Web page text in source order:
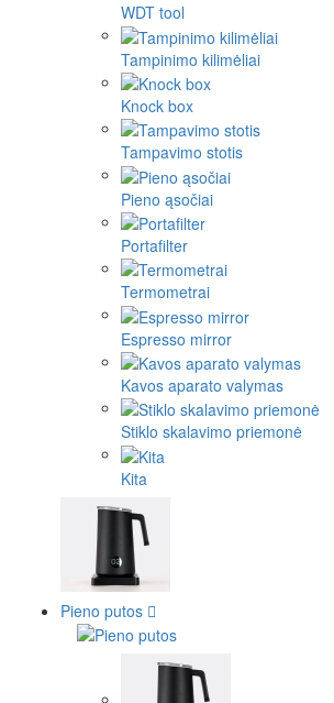
WDT tool
Tampinimo kilimėliai
Knock box
Tampavimo stotis
Pieno ąsočiai
Portafilter
Termometrai
Espresso mirror
Kavos aparato valymas
Stiklo skalavimo priemonė
Kita
Pieno putos